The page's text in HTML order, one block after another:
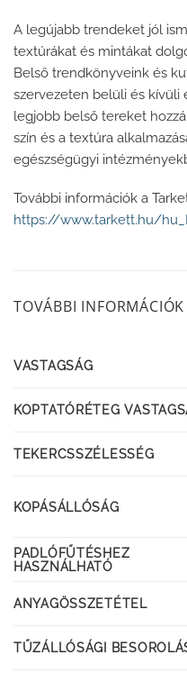
A legújabb trendeket jól
textúrákat és mintákat
Belső trendkönyveink és
szervezeten belüli és kívüli
legjobb belső tereket
szín és a textúra
egészségügyi
További információk a
https://www.tarkett.hu/
TOVÁBBI INFORMÁCIÓK
VASTAGSÁG
KOPTATÓRÉTEG
TEKERCSSZÉLESSÉG
KOPÁSÁLLÓSÁG
PADLÓFŰTÉSHEZ
HASZNÁLHATÓ
ANYAGÖSSZETÉTEL
TŰZÁLLÓSÁGI